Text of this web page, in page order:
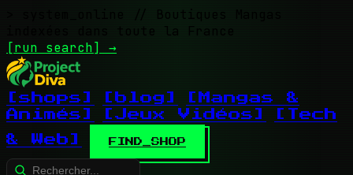
// Boutiques Mangas
indexées dans toute la France
[run search] →
[shops] [blog]
[Mangas &
Animés]
[Jeux Vidéos]
[Tech
& Web]
FIND_SHOP